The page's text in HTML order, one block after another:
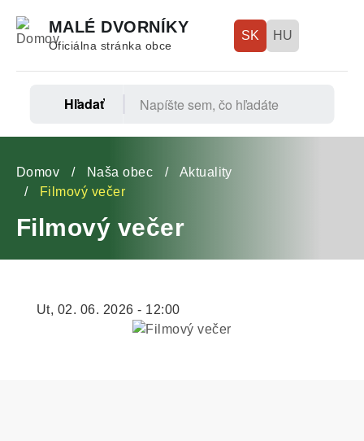
obsah
MALÉ DVORNÍKY
Oficiálna stránka obce
SK HU
Hľadať
Omrvinka
Domov Naša obec
Aktuality
Filmový večer
Filmový večer
Ut, 02. 06. 2026 - 12:00